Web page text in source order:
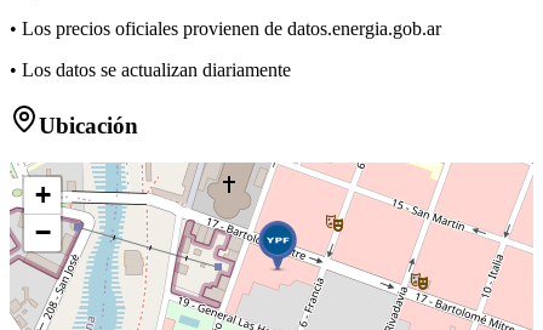
• Los precios oficiales provienen de datos.energia.gob.ar
• Los datos se actualizan diariamente
Ubicación
+
−